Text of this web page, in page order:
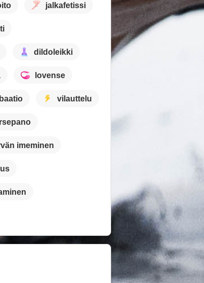
jalkafetissi
dildoleikki
lovense
vilauttelu
imeminen